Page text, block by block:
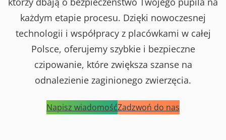
każdym etapie procesu. Dzięki nowoczesnej
technologii i współpracy z placówkami w całej
Polsce, oferujemy szybkie i bezpieczne
czipowanie, które zwiększa szanse na
odnalezienie zaginionego zwierzęcia.
Napisz wiadomośćZadzwoń do nas